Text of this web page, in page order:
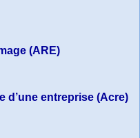
(ARE)
d’une entreprise (Acre)